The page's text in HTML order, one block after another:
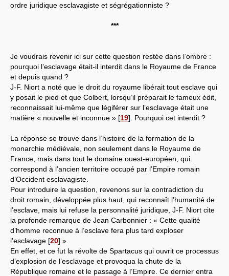
ordre juridique esclavagiste et ségrégationniste ?
***
Je voudrais revenir ici sur cette question restée dans l’ombre :
pourquoi l’esclavage était-il interdit dans le Royaume de France
et depuis quand ?
J-F. Niort a noté que le droit du royaume libérait tout esclave qui
y posait le pied et que Colbert, lorsqu’il préparait le fameux édit,
reconnaissait lui-même que légiférer sur l’esclavage était une
matière « nouvelle et inconnue » [19] . Pourquoi cet interdit ?
La réponse se trouve dans l’histoire de la formation de la
monarchie médiévale, non seulement dans le Royaume de
France, mais dans tout le domaine ouest-européen, qui
correspond à l’ancien territoire occupé par l’Empire romain
d’Occident esclavagiste.
Pour introduire la question, revenons sur la contradiction du
droit romain, développée plus haut, qui reconnaît l’humanité de
l’esclave, mais lui refuse la personnalité juridique, J-F. Niort cite
la profonde remarque de Jean Carbonnier : « Cette qualité
d’homme reconnue à l’esclave fera plus tard exploser
l’esclavage [20] ».
En effet, et ce fut la révolte de Spartacus qui ouvrit ce processus
d’explosion de l’esclavage et provoqua la chute de la
République romaine et le passage à l’Empire. Ce dernier entra